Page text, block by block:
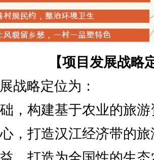
【项目发展战略
战略定位为：
，构建基于农业的旅
，打造汉江经济带的